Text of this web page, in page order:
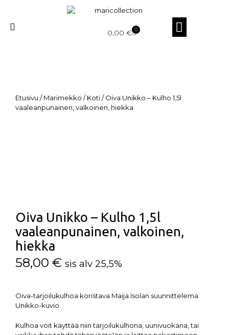
0,00 € 0
Etusivu /Marimekko /Koti/ Oiva Unikko – Kulho 1,5l
vaaleanpunainen, valkoinen, hiekka
Oiva Unikko – Kulho 1,5l
vaaleanpunainen, valkoinen,
hiekka
58,00 € sis alv 25,5%
Oiva-tarjoilukulhoa koristava Maija Isolan suunnittelema
Unikko-kuvio.
Kulhoa voit käyttää niin tarjoilukulhona, uunivuokana, tai